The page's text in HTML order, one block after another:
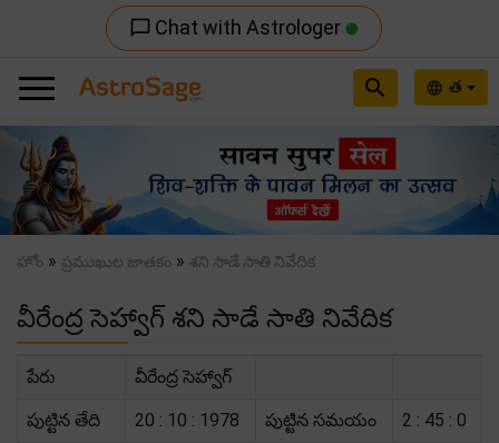
chat_bubble_outline Chat with Astrologer
language త
search
Previous
హోం » ప్రముఖుల జాతకం » శని సాడే సాతి నివేదిక
వీరేంద్ర సెహ్వాగ్ శని సాడే సాతి నివేదిక
పేరు వీరేంద్ర సెహ్వాగ్
పుట్టిన తేది 20 : 10 : 1978 పుట్టిన సమయం 2 : 45 : 0